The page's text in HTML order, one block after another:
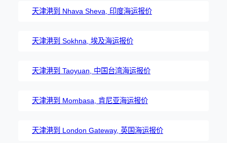
天津港到 Nhava Sheva, 印度海运报价
天津港到 Sokhna, 埃及海运报价
天津港到 Taoyuan, 中国台湾海运报价
天津港到 Mombasa, 肯尼亚海运报价
天津港到 London Gateway, 英国海运报价